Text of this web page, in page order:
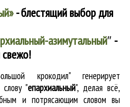
- блестящий выбор для
азимутальный″ -
крокодил" генерирует
"епархиальный", делая всё,
и потрясающим словом вы